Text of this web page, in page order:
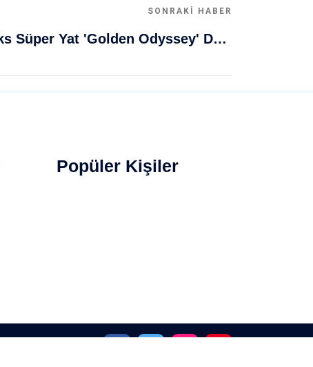
SONRAKI HABER
Muğla Bodrum'da Lüks Süper Yat 'Golden Odyssey' Demirledi
Popüler Kişiler